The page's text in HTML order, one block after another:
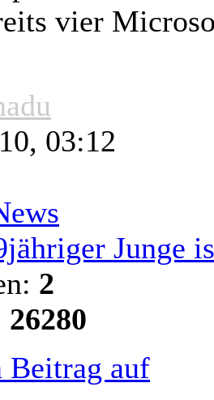
vier
03:12
Junge
2
26280
Beitrag auf